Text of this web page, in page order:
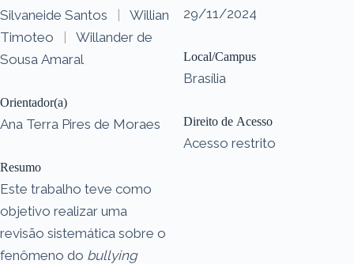
Silvaneide Santos
|
Willian
Timoteo
|
Willander de
Sousa Amaral
Orientador(a)
Ana Terra Pires de Moraes
Resumo
Este trabalho teve como
objetivo realizar uma
revisão sistemática sobre o
fenômeno do bullying
29/11/2024
Local/Campus
Brasília
Direito de Acesso
Acesso restrito